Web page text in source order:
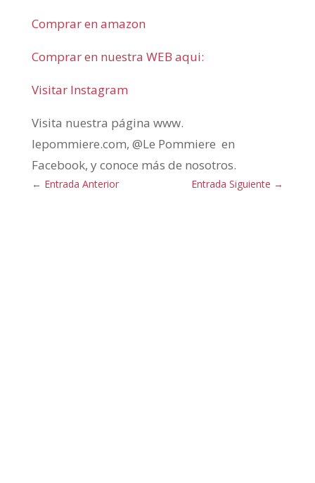
Comprar en amazon
Comprar en nuestra WEB aqui:
Visitar Instagram
Visita nuestra página www.
lepommiere.com, @Le Pommiere en
Facebook, y conoce más de nosotros.
← Entrada Anterior Entrada Siguiente →